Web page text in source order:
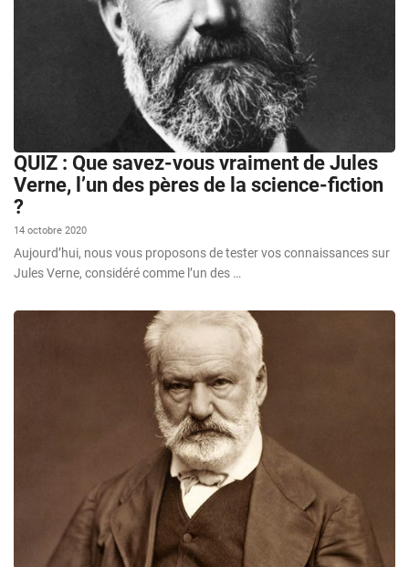
QUIZ : Que savez-vous vraiment de Jules
Verne, l’un des pères de la science-fiction
?
14 octobre 2020
Aujourd’hui, nous vous proposons de tester vos connaissances sur
Jules Verne, considéré comme l’un des …